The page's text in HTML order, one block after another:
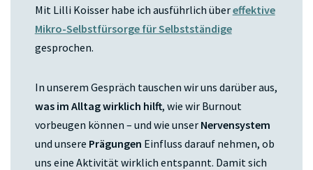
Mit Lilli Koisser habe ich ausführlich übereffektive
Mikro-Selbstfürsorge für Selbstständige
gesprochen.
In unserem Gespräch tauschen wir uns darüber aus,
was im Alltag wirklich hilft, wie wir Burnout
vorbeugen können – und wie unser Nervensystem
und unsere Prägungen Einfluss darauf nehmen, ob
uns eine Aktivität wirklich entspannt. Damit sich